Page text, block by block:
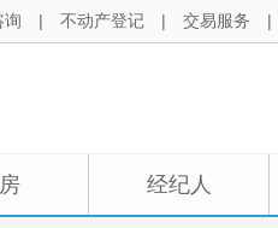
询 | 不动产登记 | 交易服务 |
经纪人